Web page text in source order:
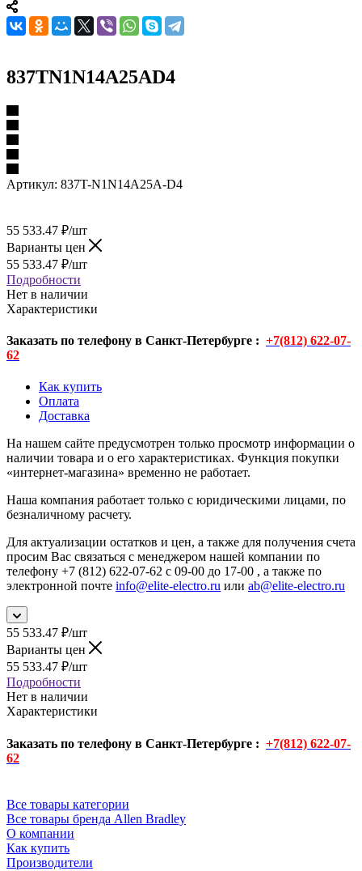
837TN1N14A25AD4
Артикул: 837T-N1N14A25A-D4
55 533.47 ₽/шт
Варианты цен
55 533.47 ₽/шт
Подробности
Нет в наличии
Характеристики
Заказать по телефону в Санкт-Петербурге : +7(812) 622-07-
62
Как купить
Оплата
Доставка
На нашем сайте предусмотрен только просмотр информации о
наличии товара и о его характеристиках. Функция покупки
«интернет-магазина» временно не работает.
Наша компания работает только с юридическими лицами, по
безналичному расчету.
Для актуализации остатков и цен, а также для получения счета
просим Вас связаться с менеджером нашей компании по
телефону +7 (812) 622-07-62 с 09-00 до 17-00 , а также по
электронной почте info@elite-electro.ru или ab@elite-electro.ru
55 533.47 ₽/шт
Варианты цен
55 533.47 ₽/шт
Подробности
Нет в наличии
Характеристики
Заказать по телефону в Санкт-Петербурге : +7(812) 622-07-
62
Все товары категории
Все товары бренда Allen Bradley
О компании
Как купить
Производители